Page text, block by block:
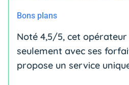
Bons plans
Noté 4,5/5, cet
seulement avec ses
propose un service